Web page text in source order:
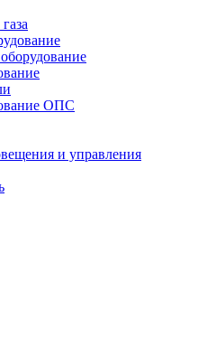
ОПС
и управления